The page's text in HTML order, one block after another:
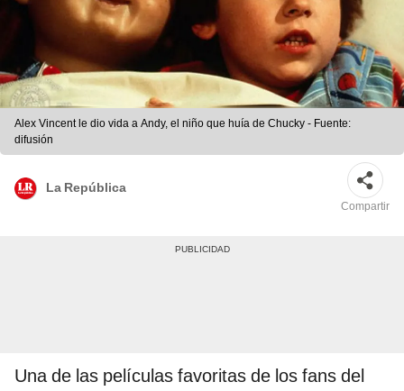
Alex Vincent le dio vida a Andy, el niño que huía de Chucky - Fuente:
difusión
La República
Compartir
Una de las películas favoritas de los fans del